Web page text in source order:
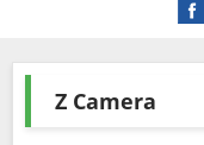
Z Camera